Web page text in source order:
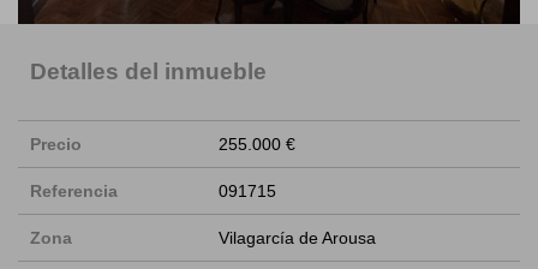
Detalles del inmueble
Precio 255.000 €
Referencia 091715
Zona Vilagarcía de Arousa